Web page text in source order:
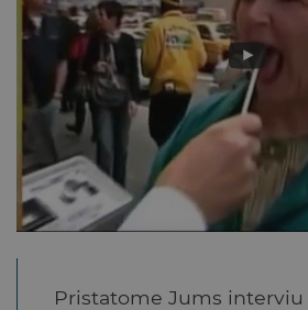
Pristatome Jums